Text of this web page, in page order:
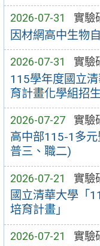
2026-07-31 實驗
因材網高中生物
2026-07-31 實驗
115學年度國立
育計畫化學組招
2026-07-27 實驗
高中部115-1多元
普三、職二)
2026-07-21 實驗
國立清華大學「
培育計畫」
2026-07-21 實驗